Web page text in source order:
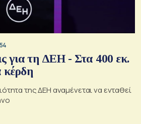
για τη ΔΕΗ - Στα 400 εκ.
κέρδη
της ΔΕΗ αναμένεται να ενταθεί